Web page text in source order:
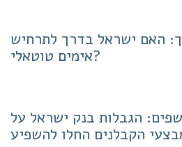
האם ישראל בדרך לתרחיש
אימים טוטאלי?
הגבלות בנק ישראל על
הקבלנים החלו להשפיע